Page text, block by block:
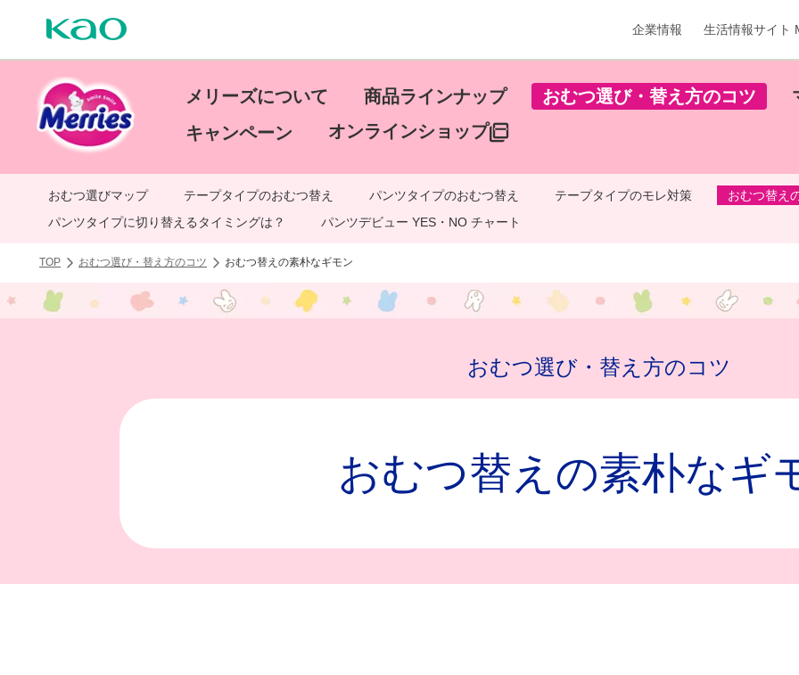
企業情報 生活情報サイト
メリーズについて 商品ラインナップ おむつ選び・替え方のコツ
キャンペーン
オンラインショップ
おむつ選びマップ テープタイプのおむつ替え パンツタイプのおむつ替え テープタイプのモレ対策
おむつ替え
パンツタイプに切り替えるタイミングは？
パンツデビュー YES・NO チャート
TOP おむつ選び・替え方のコツ おむつ替えの素朴なギモン
おむつ選び・替え方のコツ
おむつ替えの素朴なギ